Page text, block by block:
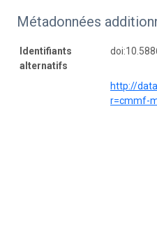
Métadonnées
Identifiants
alternatifs
http://
r=cmmf-